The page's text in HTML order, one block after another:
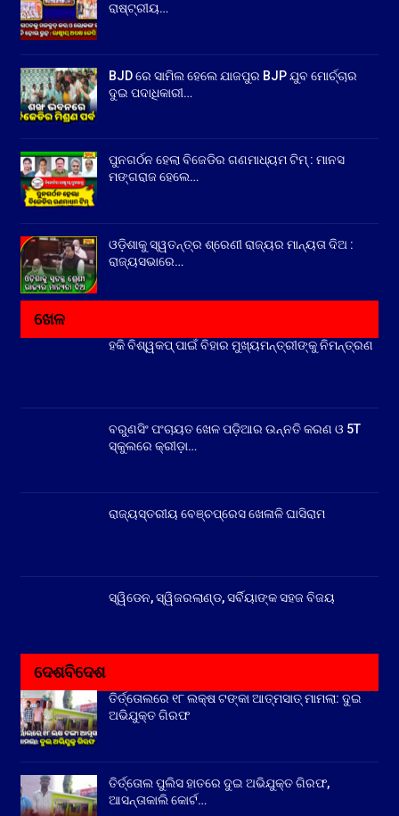
ରାଷ୍ଟ୍ରୀୟ…
BJD ରେ ସାମିଲ ହେଲେ ଯାଜପୁର BJP ଯୁବ ମୋର୍ଚ୍ଚାର
ଦୁଇ ପଦାଧିକାରୀ…
ପୁନଗର୍ଠନ ହେଲା ବିଜେଡିର ଗଣମାଧ୍ୟମ ଟିମ୍ : ମାନସ
ମଙ୍ଗରାଜ ହେଲେ…
ଓଡ଼ିଶାକୁ ସ୍ୱତନ୍ତ୍ର ଶ୍ରେଣୀ ରାଜ୍ୟର ମାନ୍ୟତା ଦିଅ :
ରାଜ୍ୟସଭାରେ…
ଖେଳ
ହକି ବିଶ୍ୱକପ୍ ପାଇଁ ବିହାର ମୁଖ୍ୟମନ୍ତ୍ରୀଙ୍କୁ ନିମନ୍ତ୍ରଣ
ବରୁଣସିଂ ପଂଚାୟତ ଖେଳ ପଡ଼ିଆର ଉନ୍ନତି କରଣ ଓ 5T
ସ୍କୁଲରେ କ୍ରୀଡ଼ା…
ରାଜ୍ୟସ୍ତରୀୟ ବେଞ୍ଚପ୍ରେସ ଖେଳାଳି ଘାସିରାମ
ସ୍ୱିଡେନ, ସ୍ୱିଜରଲାଣ୍ଡ, ସର୍ବିୟାଙ୍କ ସହଜ ବିଜୟ
ଦେଶବିଦେଶ
ତିର୍ତ୍ତୋଲରେ ୧୮ ଲକ୍ଷ ଟଙ୍କା ଆତ୍ମସାତ୍ ମାମଲା: ଦୁଇ
ଅଭିଯୁକ୍ତ ଗିରଫ
ତିର୍ତ୍ତୋଲ ପୁଲିସ ହାତରେ ଦୁଇ ଅଭିଯୁକ୍ତ ଗିରଫ,
ଆସନ୍ତାକାଲି କୋର୍ଟ…